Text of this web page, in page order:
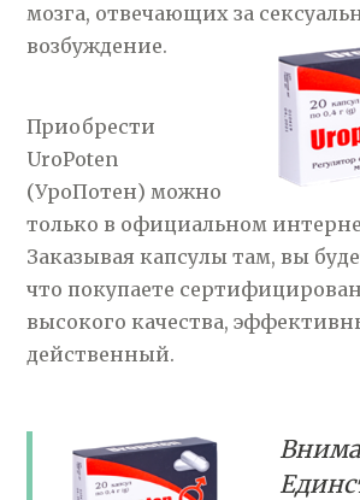
мозга, отвечающих за
возбуждение.
Приобрести
UroPoten
(УроПотен) можно
только в официальном
Заказывая капсулы там, вы
что покупаете
высокого качества,
действенный.